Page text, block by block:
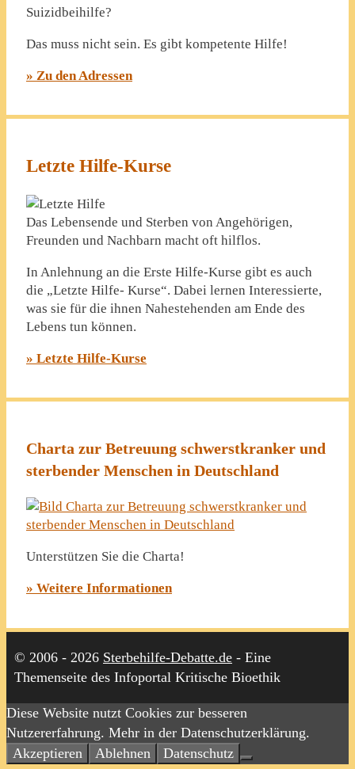
Suizidbeihilfe?
Das muss nicht sein. Es gibt kompetente Hilfe!
» Zu den Adressen
Letzte Hilfe-Kurse
Das Lebensende und Sterben von Angehörigen,
Freunden und Nachbarn macht oft hilflos.
In Anlehnung an die Erste Hilfe-Kurse gibt es auch
die „Letzte Hilfe- Kurse“. Dabei lernen Interessierte,
was sie für die ihnen Nahestehenden am Ende des
Lebens tun können.
» Letzte Hilfe-Kurse
Charta zur Betreuung schwerstkranker und
sterbender Menschen in Deutschland
Unterstützen Sie die Charta!
» Weitere Informationen
© 2006 - 2026 Sterbehilfe-Debatte.de - Eine
Themenseite des Infoportal Kritische Bioethik
Diese Website nutzt Cookies zur besseren
Nutzererfahrung. Mehr in der Datenschutzerklärung.
Akzeptieren
Ablehnen Datenschutz